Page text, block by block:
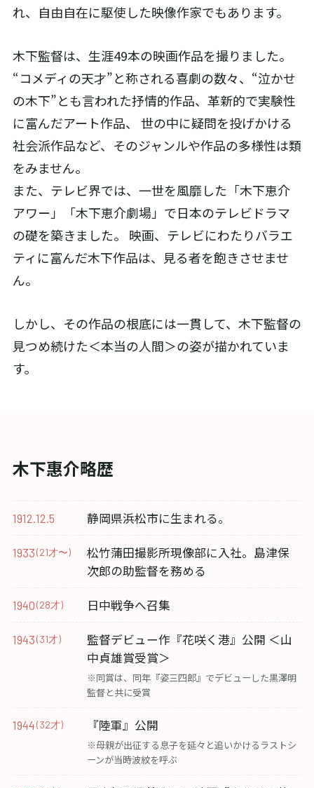
れ、自由自在に駆使した映像作家でもあります。
木下監督は、生涯49本の映画作品を撮りました。
“コメディの天才”と称される喜劇の数々、“泣かせ
の木下”とも言われた抒情的作品、革新的で実験性
に富んだアート作品、 世の中に疑問を投げかける
社会派作品など、そのジャンルや作品の多様性は類
をみません。
また、テレビ界では、一世を風靡した「木下恵介
アワー」「木下恵介劇場」で日本のテレビドラマ
の礎を築きました。 映画、テレビにわたりバラエ
ティに富んだ木下作品は、見る者を飽きさせませ
ん。
しかし、その作品の根底には一貫して、木下監督の
見つめ続けた＜本当の人間＞の姿が描かれていま
す。
木下惠介略歴
1912.12.5 静岡県浜松市に生まれる。
1933(21才〜)
松竹蒲田撮影所現像部に入社。島津保
次郎の助監督を務める
1940(28才) 日中戦争へ召集
1943(31才)
監督デビュー作『花咲く港』公開 ＜山
中貞雄賞受賞＞
※同賞は、同年『姿三四郎』でデビューした黒澤明
監督と共に受賞
1944(32才) 『陸軍』公開
※母親が出征する息子を延々と追いかけるラストシ
ーンが当時波紋を呼ぶ